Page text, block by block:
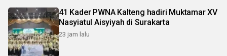
41 Kader PWNA Kalteng hadiri Muktamar XV
Nasyiatul Aisyiyah di Surakarta
23 jam lalu